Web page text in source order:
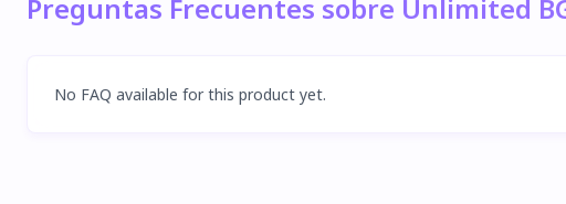
Preguntas Frecuentes sobre Unlimited
No FAQ available for this product yet.